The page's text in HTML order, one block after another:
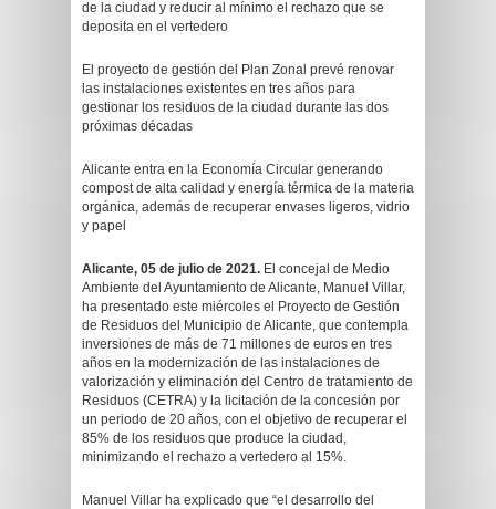
de la ciudad y reducir al mínimo el rechazo que se
deposita en el vertedero
El proyecto de gestión del Plan Zonal prevé renovar
las instalaciones existentes en tres años para
gestionar los residuos de la ciudad durante las dos
próximas décadas
Alicante entra en la Economía Circular generando
compost de alta calidad y energía térmica de la materia
orgánica, además de recuperar envases ligeros, vidrio
y papel
Alicante, 05 de julio de 2021. El concejal de Medio
Ambiente del Ayuntamiento de Alicante, Manuel Villar,
ha presentado este miércoles el Proyecto de Gestión
de Residuos del Municipio de Alicante, que contempla
inversiones de más de 71 millones de euros en tres
años en la modernización de las instalaciones de
valorización y eliminación del Centro de tratamiento de
Residuos (CETRA) y la licitación de la concesión por
un periodo de 20 años, con el objetivo de recuperar el
85% de los residuos que produce la ciudad,
minimizando el rechazo a vertedero al 15%.
Manuel Villar ha explicado que “el desarrollo del